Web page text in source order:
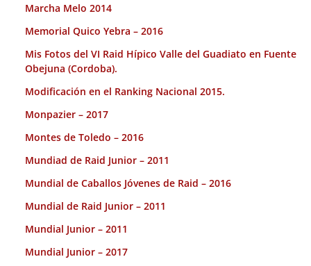
Marcha Melo 2014
Memorial Quico Yebra – 2016
Mis Fotos del VI Raid Hípico Valle del Guadiato en Fuente
Obejuna (Cordoba).
Modificación en el Ranking Nacional 2015.
Monpazier – 2017
Montes de Toledo – 2016
Mundiad de Raid Junior – 2011
Mundial de Caballos Jóvenes de Raid – 2016
Mundial de Raid Junior – 2011
Mundial Junior – 2011
Mundial Junior – 2017